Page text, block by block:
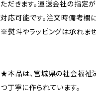
ただきます。運送会社の指定
対応可能です。注文時備考欄
※熨斗やラッピングは承れませ
★本品は、宮城県の社会福祉
つ丁寧に作られています。